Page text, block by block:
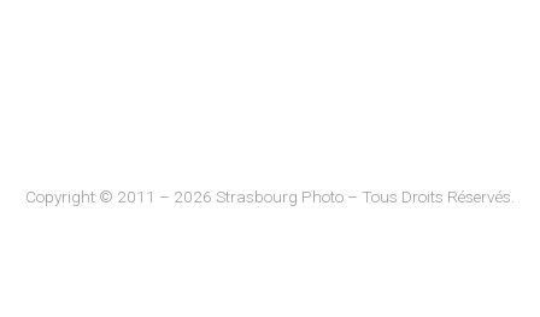
Copyright © 2011 – 2026 Strasbourg Photo – Tous Droits Réservés.